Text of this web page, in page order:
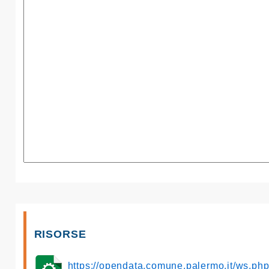
RISORSE
https://opendata.comune.palermo.it/